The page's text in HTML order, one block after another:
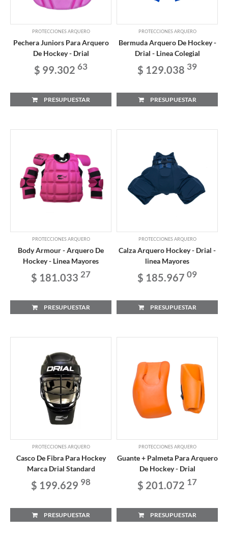
PROTECCIONES ARQUERO
Pechera Juniors Para Arquero
De Hockey - Drial
$ 99.302 63
PRESUPUESTAR
PROTECCIONES ARQUERO
Bermuda Arquero De Hockey -
Drial - Linea Colegial
$ 129.038 39
PRESUPUESTAR
PROTECCIONES ARQUERO
Body Armour - Arquero De
Hockey - Linea Mayores
$ 181.033 27
PRESUPUESTAR
PROTECCIONES ARQUERO
Calza Arquero Hockey - Drial -
linea Mayores
$ 185.967 09
PRESUPUESTAR
PROTECCIONES ARQUERO
Casco De Fibra Para Hockey
Marca Drial Standard
$ 199.629 98
PRESUPUESTAR
PROTECCIONES ARQUERO
Guante + Palmeta Para Arquero
De Hockey - Drial
$ 201.072 17
PRESUPUESTAR